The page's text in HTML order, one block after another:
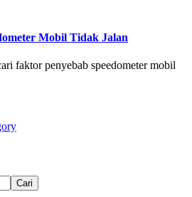
Mobil Tidak Jalan
faktor penyebab speedometer mobil